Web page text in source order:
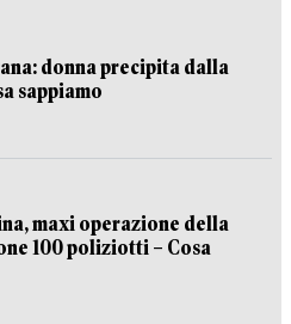
donna precipita dalla
sappiamo
maxi operazione della
100 poliziotti – Cosa